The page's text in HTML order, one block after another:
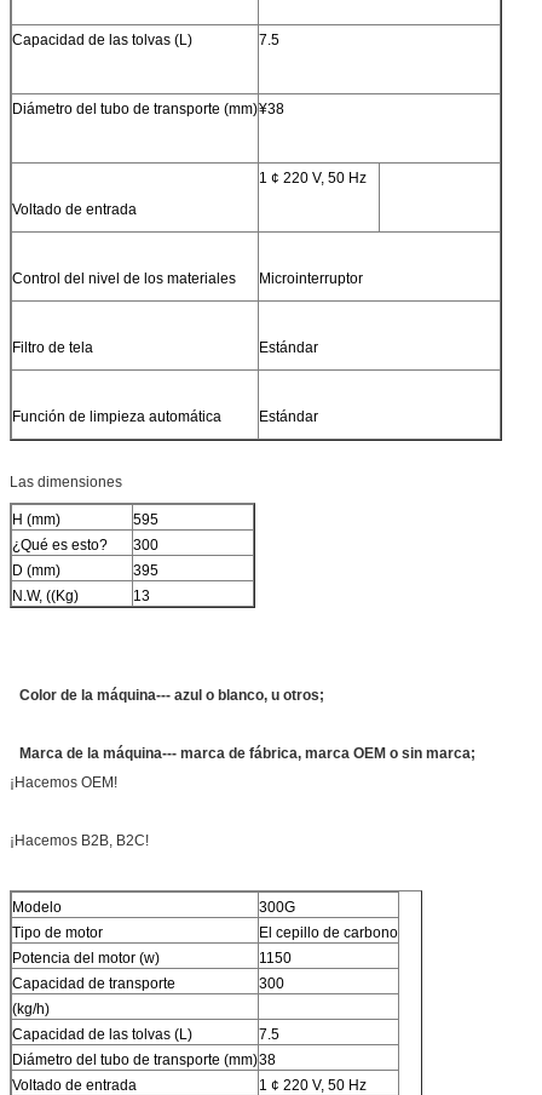
Capacidad de las tolvas (L) 7.5
Diámetro del tubo de transporte (mm)¥38
Voltado de entrada
1 ¢ 220 V, 50 Hz
Control del nivel de los materiales Microinterruptor
Filtro de tela Estándar
Función de limpieza automática Estándar
Las dimensiones
H (mm)
595
¿Qué es esto?
300
D (mm)
395
N.W, ((Kg)
13
Color de la máquina--- azul o blanco, u otros;
Marca de la máquina--- marca de fábrica, marca OEM o sin marca;
¡Hacemos OEM!
¡Hacemos B2B, B2C!
Modelo
300G
Tipo de motor
El cepillo de carbono
Potencia del motor (w)
1150
Capacidad de transporte
300
(kg/h)
Capacidad de las tolvas (L)
7.5
Diámetro del tubo de transporte (mm)38
Voltado de entrada
1 ¢ 220 V, 50 Hz